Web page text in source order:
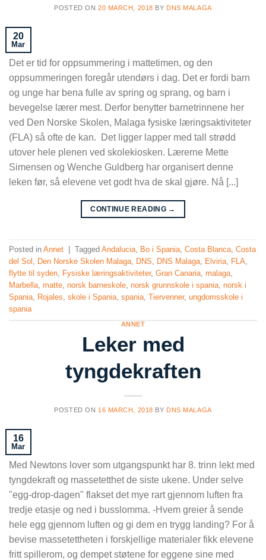
POSTED ON 20 MARCH, 2018 BY DNS MALAGA
20
Mar
Det er tid for oppsummering i mattetimen, og den
oppsummeringen foregår utendørs i dag. Det er fordi barn
og unge har bena fulle av spring og sprang, og barn i
bevegelse lærer mest. Derfor benytter barnetrinnene her
ved Den Norske Skolen, Malaga fysiske læringsaktiviteter
(FLA) så ofte de kan. Det ligger lapper med tall strødd
utover hele plenen ved skolekiosken. Lærerne Mette
Simensen og Wenche Guldberg har organisert denne
leken før, så elevene vet godt hva de skal gjøre. Nå [...]
CONTINUE READING →
Posted in Annet Tagged Andalucia Bo i Spania Costa Blanca Costa
del Sol
Den Norske Skolen Malaga DNS DNS Malaga Elviria FLA
flytte til syden
Fysiske læringsaktiviteter, Gran Canaria malaga
Marbella matte norsk barneskole norsk grunnskole i spania norsk i
Spania
Rojales skole i Spania spania Tiervenner, ungdomsskole i
spania
ANNET
Leker med
tyngdekraften
POSTED ON 16 MARCH, 2018 BY DNS MALAGA
16
Mar
Med Newtons lover som utgangspunkt har 8. trinn lekt med
tyngdekraft og massetetthet de siste ukene. Under selve
"egg-drop-dagen" flakset det mye rart gjennom luften fra
tredje etasje og ned i busslomma. -Hvem greier å sende
hele egg gjennom luften og gi dem en trygg landing? For å
bevise massetettheten i forskjellige materialer fikk elevene
fritt spillerom, og dempet støtene for eggene sine med